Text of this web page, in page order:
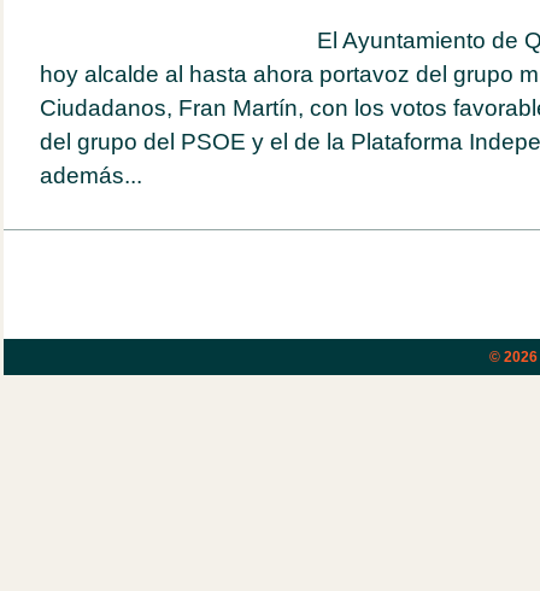
El Ayuntamiento de
hoy alcalde al hasta ahora portavoz del grupo
Ciudadanos, Fran Martín, con los votos
del grupo del PSOE y el de la Plataforma
además...
© 2026